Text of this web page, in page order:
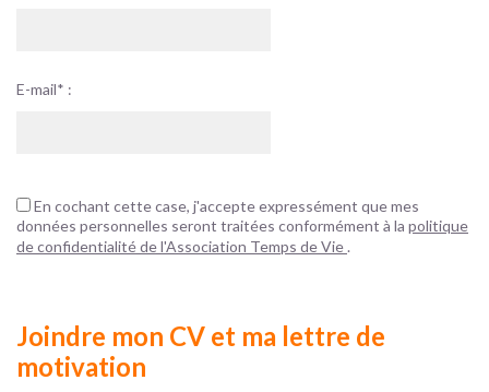
E-mail* :
En cochant cette case, j'accepte expressément que mes
données personnelles seront traitées conformément à la politique
de confidentialité de l'Association Temps de Vie.
Joindre mon CV et ma lettre de
motivation